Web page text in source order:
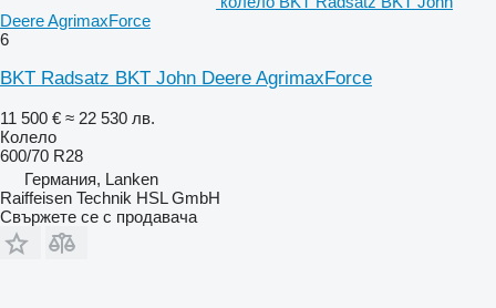
Deere AgrimaxForce
6
BKT Radsatz BKT John Deere AgrimaxForce
11 500 € ≈ 22 530 лв.
Колело
600/70 R28
Германия, Lanken
Raiffeisen Technik HSL GmbH
Свържете се с продавача